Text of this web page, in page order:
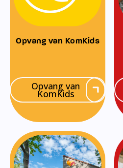
Opvang van KomKids
Opvang van
KomKids